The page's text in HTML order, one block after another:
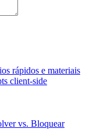
rápidos e materiais
client-side
vs. Bloquear